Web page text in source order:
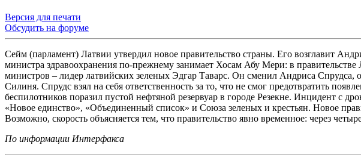
Версия для печати
Обсудить на форуме
Сейм (парламент) Латвии утвердил новое правительство страны. Его возглавит
министра здравоохранения по-прежнему занимает Хосам Абу Мери: в
министров – лидер латвийских зеленых Эдгар Таварс. Он сменил Андриса Спрудса,
Силиня. Спрудс взял на себя ответственность за то, что не смог предотвратить
беспилотников поразил пустой нефтяной резервуар в городе Резекне. Инцидент с
«Новое единство», «Объединенный список» и Союза зеленых и крестьян. Новое
Возможно, скорость объясняется тем, что правительство явно временное: через
По информации Интерфакса